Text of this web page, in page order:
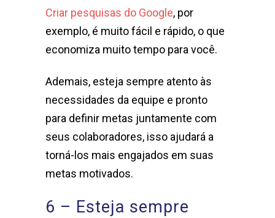
Criar pesquisas do Google, por
exemplo, é muito fácil e rápido, o que
economiza muito tempo para você.
Ademais, esteja sempre atento às
necessidades da equipe e pronto
para definir metas juntamente com
seus colaboradores, isso ajudará a
torná-los mais engajados em suas
metas motivados.
6 – Esteja sempre